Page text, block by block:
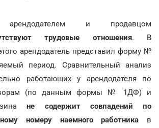
и продавцом
трудовые отношения. В
арендодатель представил форму №
период. Сравнительный анализ
работающих у арендодателя по
(по данным формы № 1ДФ) и
не содержит совпадений по
номеру наемного работника в